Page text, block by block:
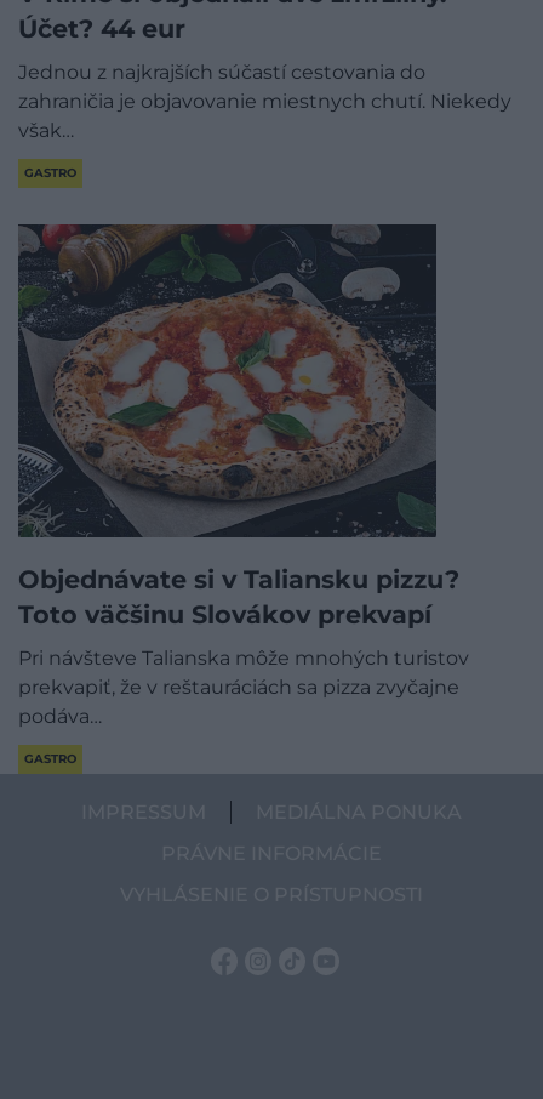
Účet? 44 eur
Jednou z najkrajších súčastí cestovania do
zahraničia je objavovanie miestnych chutí. Niekedy
však…
GASTRO
Objednávate si v Taliansku pizzu?
Toto väčšinu Slovákov prekvapí
Pri návšteve Talianska môže mnohých turistov
prekvapiť, že v reštauráciách sa pizza zvyčajne
podáva…
GASTRO